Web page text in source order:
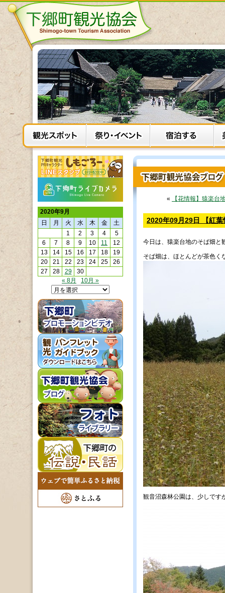
« 【花情報】猿楽台
2020年09月29日 【紅
今日は、猿楽台地のそば畑と
そば畑は、ほとんどが茶色く
観音沼森林公園は、少しです
2020年9月
日
月 火 水 木 金
土
1
2 3 4
5
6
7 8 9 10 11
12
13
14 15 16 17 18
19
20
21 22 23 24 25
26
27
28 29
30
« 8月
10月 »